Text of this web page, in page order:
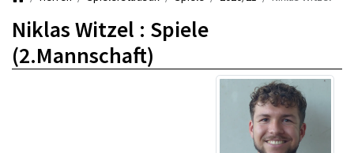
Niklas Witzel : Spiele
(2.Mannschaft)